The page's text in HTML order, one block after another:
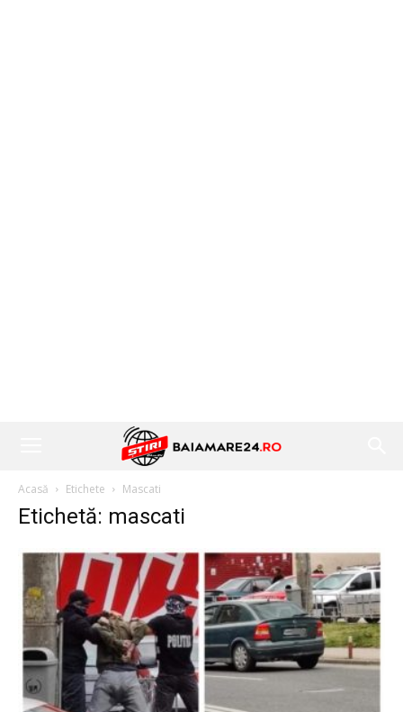
Acasă Etichete Mascati
Etichetă: mascati